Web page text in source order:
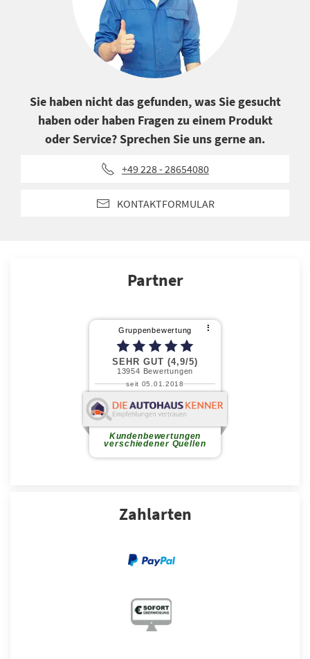
Sie haben nicht das gefunden, was Sie gesucht
haben oder haben Fragen zu einem Produkt
oder Service? Sprechen Sie uns gerne an.
+49 228 - 28654080
KONTAKTFORMULAR
Partner
Zahlarten